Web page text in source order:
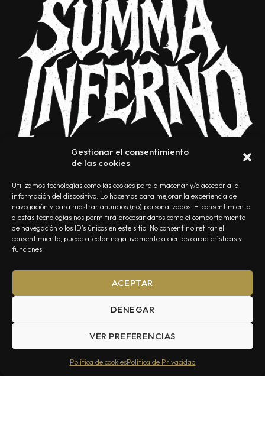
Gestionar el consentimiento
de las cookies
Utilizamos tecnologías como las cookies para almacenar y/o acceder a la
información del dispositivo. Lo hacemos para mejorar la experiencia de
navegación y para mostrar anuncios (no) personalizados. El consentimiento
a estas tecnologías nos permitirá procesar datos como el comportamiento
de navegación o los ID's únicos en este sitio. No consentir o retirar el
consentimiento, puede afectar negativamente a ciertas características y
funciones.
ACEPTAR
DENEGAR
VER PREFERENCIAS
Política de cookiesPolítica de Privacidad
NOSOTROS CONTACTO EDITORIAL POLÍTICA DE PRIVACIDAD
Summa Inferno — Todos los Derechos Reservados © 2026